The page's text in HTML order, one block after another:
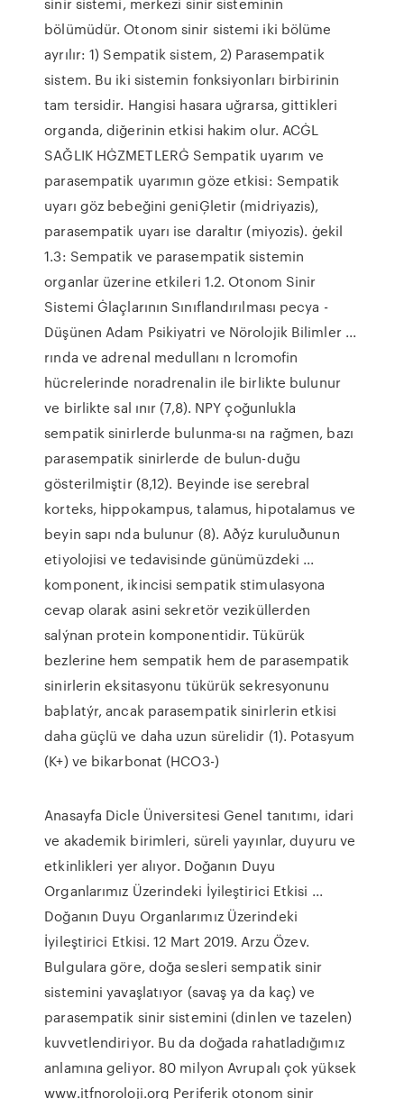
bölümüdür. Otonom sinir sistemi iki bölüme
ayrılır: 1) Sempatik sistem, 2) Parasempatik
sistem. Bu iki sistemin fonksiyonları birbirinin
tam tersidir. Hangisi hasara uğrarsa, gittikleri
organda, diğerinin etkisi hakim olur. ACĠL
SAĞLIK HĠZMETLERĠ Sempatik uyarım ve
parasempatik uyarımın göze etkisi: Sempatik
uyarı göz bebeğini geniĢletir (midriyazis),
parasempatik uyarı ise daraltır (miyozis). ġekil
1.3: Sempatik ve parasempatik sistemin
organlar üzerine etkileri 1.2. Otonom Sinir
Sistemi Ġlaçlarının Sınıflandırılması pecya -
Düşünen Adam Psikiyatri ve Nörolojik Bilimler ...
rında ve adrenal medullanı n lcromofin
hücrelerinde noradrenalin ile birlikte bulunur
ve birlikte sal ınır (7,8). NPY çoğunlukla
sempatik sinirlerde bulunma-sı na rağmen, bazı
parasempatik sinirlerde de bulun-duğu
gösterilmiştir (8,12). Beyinde ise serebral
korteks, hippokampus, talamus, hipotalamus ve
beyin sapı nda bulunur (8). Aðýz kuruluðunun
etiyolojisi ve tedavisinde günümüzdeki ...
komponent, ikincisi sempatik stimulasyona
cevap olarak asini sekretör veziküllerden
salýnan protein komponentidir. Tükürük
bezlerine hem sempatik hem de parasempatik
sinirlerin eksitasyonu tükürük sekresyonunu
baþlatýr, ancak parasempatik sinirlerin etkisi
daha güçlü ve daha uzun sürelidir (1). Potasyum
(K+) ve bikarbonat (HCO3-)
Anasayfa Dicle Üniversitesi Genel tanıtımı, idari
ve akademik birimleri, süreli yayınlar, duyuru ve
etkinlikleri yer alıyor. Doğanın Duyu
Organlarımız Üzerindeki İyileştirici Etkisi ...
Doğanın Duyu Organlarımız Üzerindeki
İyileştirici Etkisi. 12 Mart 2019. Arzu Özev.
Bulgulara göre, doğa sesleri sempatik sinir
sistemini yavaşlatıyor (savaş ya da kaç) ve
parasempatik sinir sistemini (dinlen ve tazelen)
kuvvetlendiriyor. Bu da doğada rahatladığımız
anlamına geliyor. 80 milyon Avrupalı çok yüksek
www.itfnoroloji.org Periferik otonom sinir